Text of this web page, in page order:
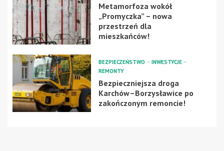
Metamorfoza wokół
„Promyczka” – nowa
przestrzeń dla
mieszkańców!
BEZPIECZEŃSTWO
INWESTYCJE
REMONTY
Bezpieczniejsza droga
Karchów–Borzysławice po
zakończonym remoncie!